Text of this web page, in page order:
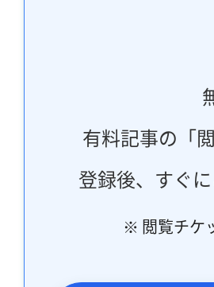
有料記事の「
登録後、すぐ
※ 閲覧チケ